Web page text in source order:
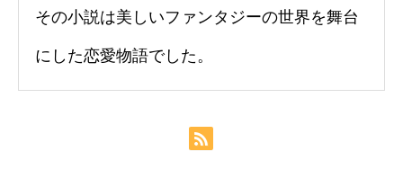
その小説は美しいファンタジーの世界を舞台
にした恋愛物語でした。